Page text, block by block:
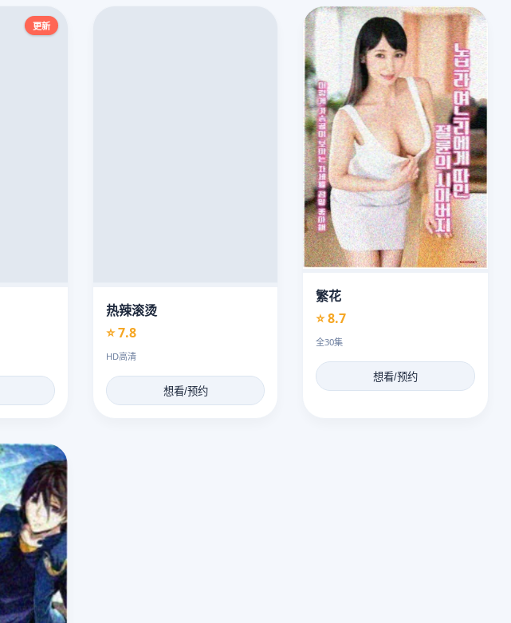
更新
热辣滚烫
⭐ 7.8
HD高清
想看/预约
繁花
⭐ 8.7
全30集
想看/预约